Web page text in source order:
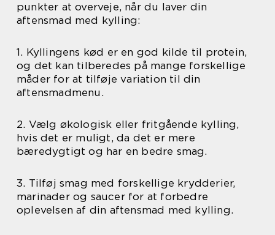
punkter at overveje, når du laver din
aftensmad med kylling:
1. Kyllingens kød er en god kilde til protein,
og det kan tilberedes på mange forskellige
måder for at tilføje variation til din
aftensmadmenu.
2. Vælg økologisk eller fritgående kylling,
hvis det er muligt, da det er mere
bæredygtigt og har en bedre smag.
3. Tilføj smag med forskellige krydderier,
marinader og saucer for at forbedre
oplevelsen af din aftensmad med kylling.